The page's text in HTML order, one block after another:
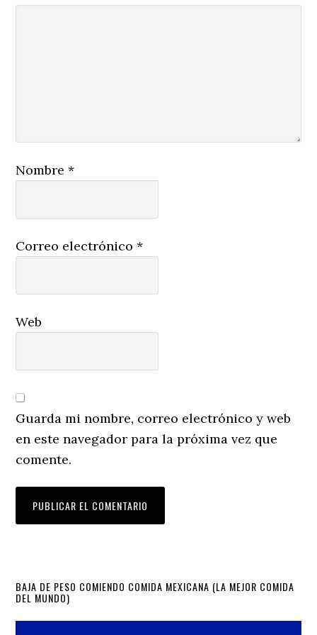
Nombre*
Correo electrónico*
Web
Guarda mi nombre, correo electrónico y web
en este navegador para la próxima vez que
comente.
Primary
Sidebar
BAJA DE PESO COMIENDO COMIDA MEXICANA (LA MEJOR COMIDA
DEL MUNDO)